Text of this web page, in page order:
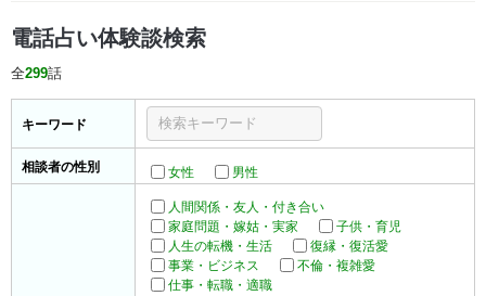
電話占い体験談検索
全299話
キーワード
相談者の性別 女性 男性
人間関係・友人・付き合い
家庭問題・嫁姑・実家
子供・育児
人生の転機・生活
復縁・復活愛
事業・ビジネス
不倫・複雑愛
仕事・転職・適職